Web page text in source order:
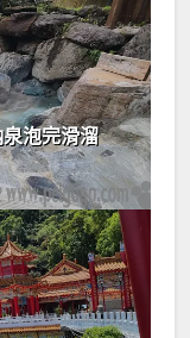
泡完滑溜